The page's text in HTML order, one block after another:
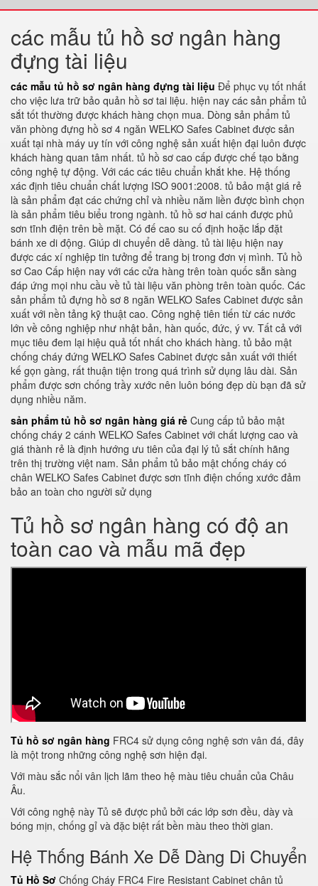
các mẫu tủ hồ sơ ngân hàng
đựng tài liệu
các mẫu tủ hồ sơ ngân hàng đựng tài liệu Để phục vụ tốt nhất
cho việc lưa trữ bảo quản hồ sơ tai liệu. hiện nay các sản phẩm tủ
sắt tốt thường được khách hàng chọn mua. Dòng sản phẩm tủ
văn phòng đựng hồ sơ 4 ngăn WELKO Safes Cabinet được sản
xuất tại nhà máy uy tín với công nghệ sản xuất hiện đại luôn được
khách hàng quan tâm nhất. tủ hồ sơ cao cấp được chế tạo bằng
công nghệ tự động. Với các các tiêu chuẩn khắt khe. Hệ thống
xác định tiêu chuẩn chất lượng ISO 9001:2008. tủ bảo mật giá rẻ
là sản phẩm đạt các chứng chỉ và nhiều năm liền được bình chọn
là sản phẩm tiêu biểu trong ngành. tủ hồ sơ hai cánh được phủ
sơn tĩnh điện trên bề mặt. Có đế cao su cố định hoặc lắp đặt
bánh xe di động. Giúp di chuyển dễ dàng. tủ tài liệu hiện nay
được các xí nghiệp tin tưởng để trang bị trong đơn vị mình. Tủ hồ
sơ Cao Cấp hiện nay với các cửa hàng trên toàn quốc sẵn sàng
đáp ứng mọi nhu cầu về tủ tài liệu văn phòng trên toàn quốc. Các
sản phẩm tủ đựng hồ sơ 8 ngăn WELKO Safes Cabinet được sản
xuất với nền tảng kỹ thuật cao. Công nghệ tiên tiến từ các nước
lớn về công nghiệp như nhật bản, hàn quốc, đức, ý vv. Tất cả với
mục tiêu đem lại hiệu quả tốt nhất cho khách hàng. tủ bảo mật
chống cháy đứng WELKO Safes Cabinet được sản xuất với thiết
kế gọn gàng, rất thuận tiện trong quá trình sử dụng lâu dài. Sản
phẩm được sơn chống trầy xước nên luôn bóng đẹp dù bạn đã sử
dụng nhiều năm.
sản phẩm tủ hồ sơ ngân hàng giá rẻ Cung cấp tủ bảo mật
chống cháy 2 cánh WELKO Safes Cabinet với chất lượng cao và
giá thành rẻ là định hướng ưu tiên của đại lý tủ sắt chính hãng
trên thị trường việt nam. Sản phẩm tủ bảo mật chống cháy có
chân WELKO Safes Cabinet được sơn tĩnh điện chống xước đảm
bảo an toàn cho người sử dụng
Tủ hồ sơ ngân hàng có độ an
toàn cao và mẫu mã đẹp
Tủ hồ sơ ngân hàng FRC4 sử dụng công nghệ sơn vân đá, đây
là một trong những công nghệ sơn hiện đại.
Với màu sắc nổi vân lịch lãm theo hệ màu tiêu chuẩn của Châu
Âu.
Với công nghệ này Tủ sẽ được phủ bởi các lớp sơn đều, dày và
bóng mịn, chống gỉ và đặc biệt rất bền màu theo thời gian.
Hệ Thống Bánh Xe Dễ Dàng Di Chuyển
Tủ Hồ Sơ Chống Cháy FRC4 Fire Resistant Cabinet chân tủ